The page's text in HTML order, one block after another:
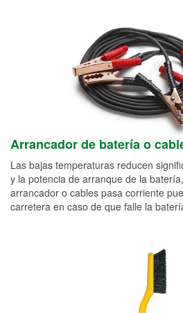
Arrancador de batería o
Las bajas temperaturas reducen
y la potencia de arranque de la
arrancador o cables pasa corriente
carretera en caso de que falle la